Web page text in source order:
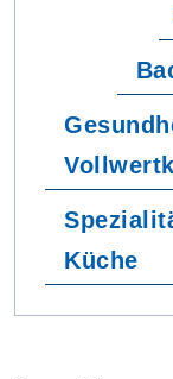
Küche